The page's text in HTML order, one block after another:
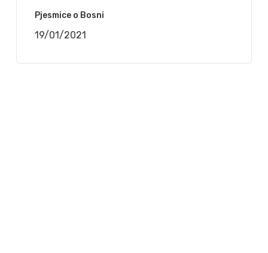
Pjesmice o Bosni
19/01/2021